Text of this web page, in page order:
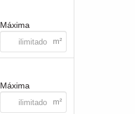
Máxima
Máxima